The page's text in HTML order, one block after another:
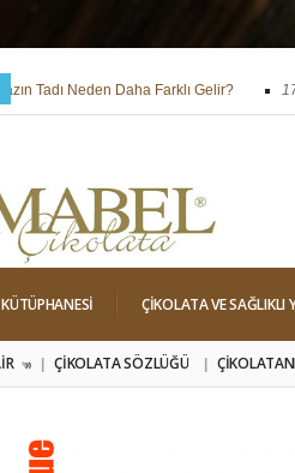
Tadı Neden Daha Farklı Gelir? 17
Dilek, Niyet ve Baharı Karşılama Hissi
ÇIKOLATA VE SAĞLIKLI
» ÇIKOLATA SÖZLÜĞÜ